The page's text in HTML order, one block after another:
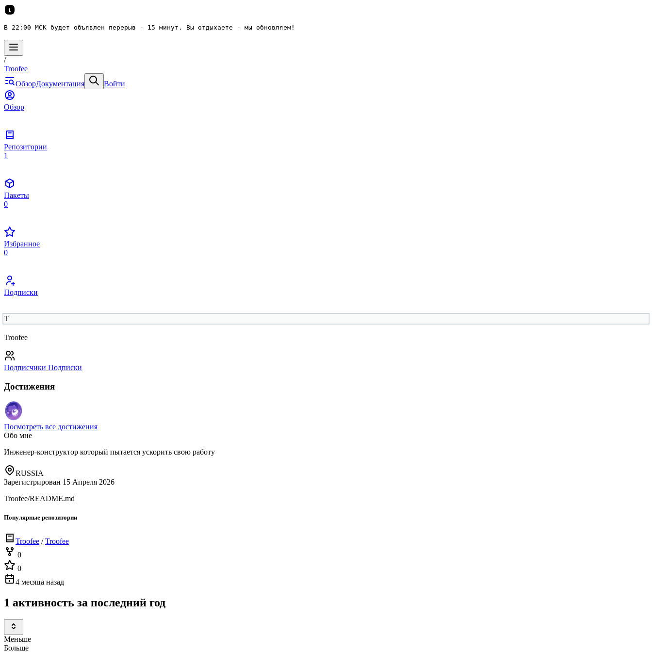
В 22:00 МСК будет объявлен перерыв - 15 минут. Вы отдыхаете - мы обновляем!
/
Troofee
ОбзорДокументация Войти
Обзор
Репозитории
1
Пакеты
0
Избранное
0
Подписки
T
Troofee
Подписчики Подписки
Достижения
Посмотреть все достижения
Обо мне
Инженер-конструктор который пытается ускорить свою работу
RUSSIA
Зарегистрирован 15 Апреля 2026
Troofee/README.md
Популярные репозитории
Troofee /Troofee
0
0
4 месяца назад
1 активность за последний год
Меньше
Больше